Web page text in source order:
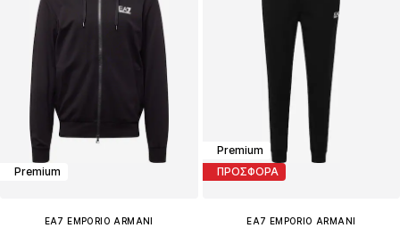
Premium
EA7 EMPORIO ARMANI
Premium
ΠΡΟΣΦΟΡΑ
EA7 EMPORIO ARMANI